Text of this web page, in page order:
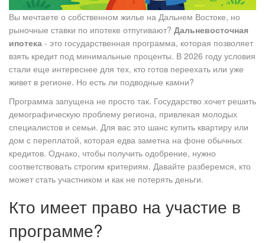
Вы мечтаете о собственном жилье на Дальнем Востоке, но
рыночные ставки по ипотеке отпугивают? Дальневосточная
ипотека - это государственная программа, которая позволяет
взять кредит под минимальные проценты. В 2026 году условия
стали еще интереснее для тех, кто готов переехать или уже
живет в регионе. Но есть ли подводные камни?
Программа запущена не просто так. Государство хочет решить
демографическую проблему региона, привлекая молодых
специалистов и семьи. Для вас это шанс купить квартиру или
дом с переплатой, которая едва заметна на фоне обычных
кредитов. Однако, чтобы получить одобрение, нужно
соответствовать строгим критериям. Давайте разберемся, кто
может стать участником и как не потерять деньги.
Кто имеет право на участие в
программе?